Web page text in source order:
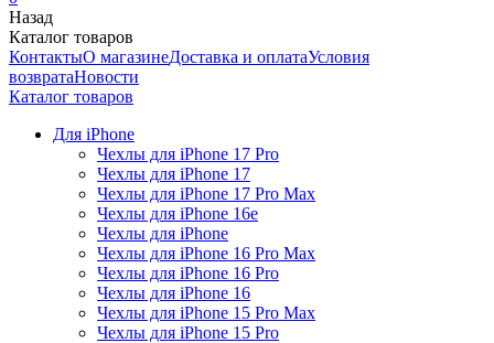
Назад
Каталог товаров
КонтактыО магазинеДоставка и оплатаУсловия
возвратаНовости
Каталог товаров
Для iPhone
Чехлы для iPhone 17 Pro
Чехлы для iPhone 17
Чехлы для iPhone 17 Pro Max
Чехлы для iPhone 16e
Чехлы для iPhone
Чехлы для iPhone 16 Pro Max
Чехлы для iPhone 16 Pro
Чехлы для iPhone 16
Чехлы для iPhone 15 Pro Max
Чехлы для iPhone 15 Pro